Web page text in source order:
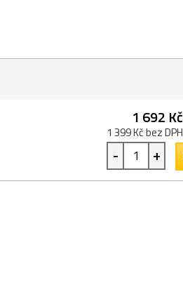
1 692 Kč
1 399 Kč bez DPH
- +